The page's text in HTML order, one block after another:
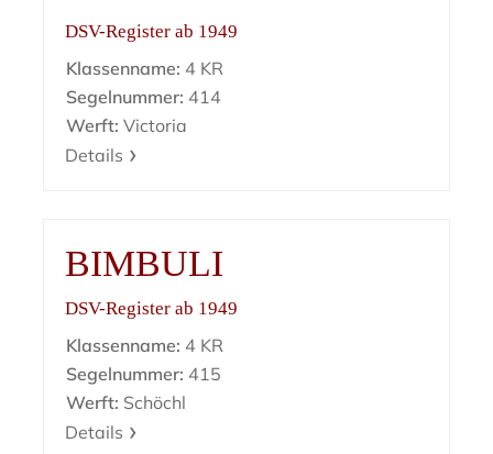
DSV-Register ab 1949
Klassenname: 4 KR
Segelnummer: 414
Werft: Victoria
Details
BIMBULI
DSV-Register ab 1949
Klassenname: 4 KR
Segelnummer: 415
Werft: Schöchl
Details